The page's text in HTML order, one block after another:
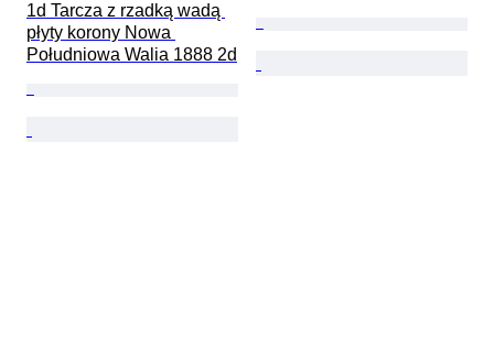
1d Tarcza z rzadką wadą
płyty korony Nowa
Południowa Walia 1888 2d